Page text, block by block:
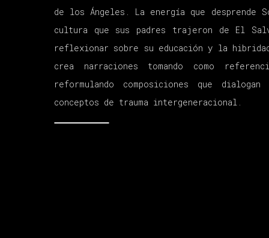
de los Ángeles. La energía que desprende
cultura que sus padres trajeron de El
reflexionar sobre su educación y la
crea narraciones tomando como
reformulando composiciones que
conceptos de trauma intergeneracional.